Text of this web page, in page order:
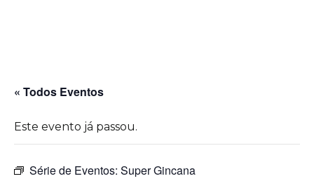
« Todos Eventos
Este evento já passou.
Série de Eventos: Super Gincana